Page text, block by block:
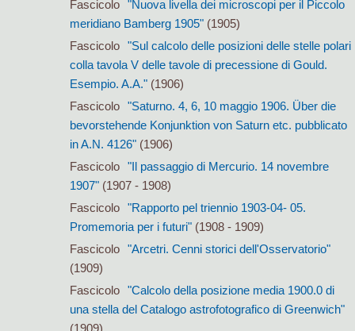
Fascicolo
"Nuova livella dei microscopi per il Piccolo
meridiano Bamberg 1905"(1905)
Fascicolo
"Sul calcolo delle posizioni delle stelle polari
colla tavola V delle tavole di precessione di Gould.
Esempio. A.A."(1906)
Fascicolo
"Saturno. 4, 6, 10 maggio 1906. Über die
bevorstehende Konjunktion von Saturn etc. pubblicato
in A.N. 4126"(1906)
Fascicolo
"Il passaggio di Mercurio. 14 novembre
1907"(1907 - 1908)
Fascicolo
"Rapporto pel triennio 1903-04- 05.
Promemoria per i futuri"(1908 - 1909)
Fascicolo
"Arcetri. Cenni storici dell'Osservatorio"
(1909)
Fascicolo
"Calcolo della posizione media 1900.0 di
una stella del Catalogo astrofotografico di Greenwich"
(1909)